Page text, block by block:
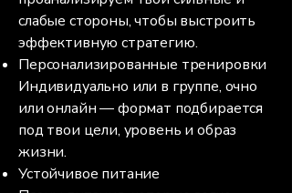
слабые стороны, чтобы выстроить
эффективную стратегию.
Персонализированные тренировки
Индивидуально или в группе, очно
или онлайн — формат подбирается
под твои цели, уровень и образ
жизни.
Устойчивое питание